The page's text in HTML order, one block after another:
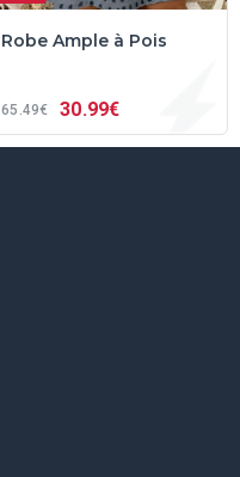
Robe Ample à Pois
65 49€ 30 99€